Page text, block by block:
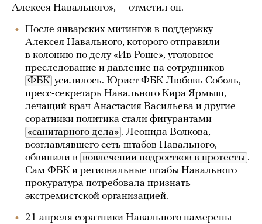
Алексея Навального», — отметил он.
После январских митингов в поддержку
Алексея Навального, которого отправили
в колонию по делу «Ив Роше», уголовное
преследование и давление на сотрудников
ФБК усилилось. Юрист ФБК Любовь Соболь,
пресс-секретарь Навального Кира Ярмыш,
лечащий врач Анастасия Васильева и другие
соратники политика стали фигурантами
«санитарного дела» . Леонида Волкова,
возглавлявшего сеть штабов Навального,
обвинили в вовлечении подростков в протесты .
Сам ФБК и региональные штабы Навального
прокуратура потребовала признать
экстремистской организацией.
21 апреля соратники Навального намерены